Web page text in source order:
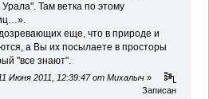
Там ветка по этому
еще, что в природе и
а Вы их посылаете в просторы
"все знают".
Июня 2011, 12:39:47 от Михалыч »
Записан